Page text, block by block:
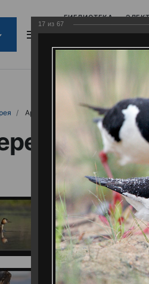
БИБЛИОТЕКА
БИБЛИОПОМОЩЬ
Артемовские луга – жемчужина Нижегородского
17 из 67